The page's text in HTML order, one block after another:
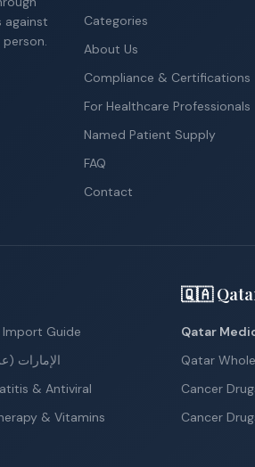
against
Categories
About Us
Compliance & Certifications
For Healthcare Professionals
Named Patient Supply
FAQ
Contact
Import Guide
الإمارات
& Antiviral
& Vitamins
🇶🇦
Qatar
Qatar
Cancer
Cancer